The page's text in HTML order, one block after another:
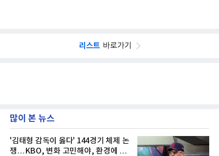
리스트 바로가기
많이 본 뉴스
'김태형 감독이 옳다' 144경기 체제 논
쟁…KBO, 변화 고민해야, 환경에 맞